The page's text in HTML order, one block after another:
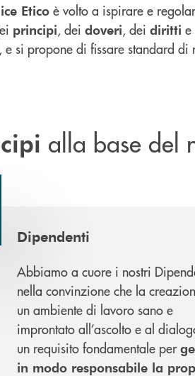
Etico è volto a ispirare e
principi, dei doveri, dei diritti e
e si propone di fissare standard
alla base del
Dipendenti
Abbiamo a cuore i nostri
nella convinzione che la
un ambiente di lavoro sano e
improntato all’ascolto e al
un requisito fondamentale per
in modo responsabile la